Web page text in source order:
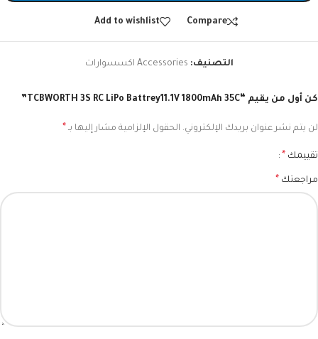
Compare
Add to wishlist
التصنيف: Accessories اكسسوارات
كن أول من يقيم “TCBWORTH 3S RC LiPo Battrey11.1V 1800mAh 35C”
لن يتم نشر عنوان بريدك الإلكتروني. الحقول الإلزامية مشار إليها بـ *
تقييمك *
مراجعتك *